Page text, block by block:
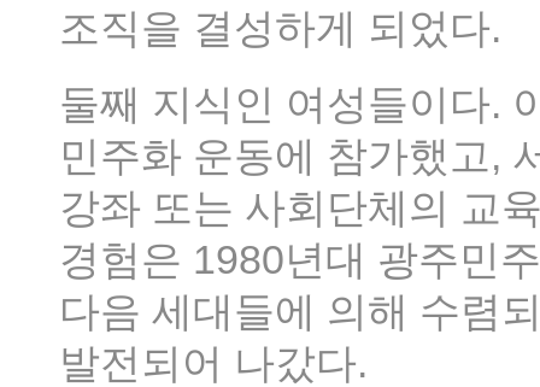
조직을 결성하게 되었다.
둘째 지식인 여성들이다.
민주화 운동에 참가했고,
강좌 또는 사회단체의 교
경험은 1980년대 광주민
다음 세대들에 의해 수렴
발전되어 나갔다.